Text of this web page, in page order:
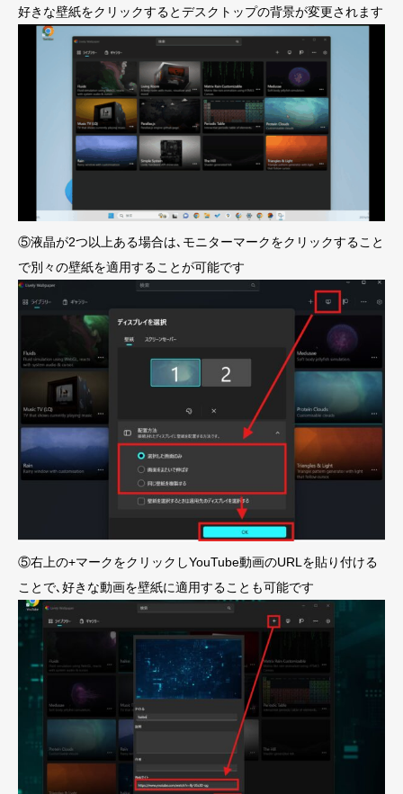
好きな壁紙をクリックするとデスクトップの背景が変更されます
⑤液晶が2つ以上ある場合は､モニターマークをクリックすること
で別々の壁紙を適用することが可能です
⑤右上の+マークをクリックしYouTube動画のURLを貼り付ける
ことで､好きな動画を壁紙に適用することも可能です